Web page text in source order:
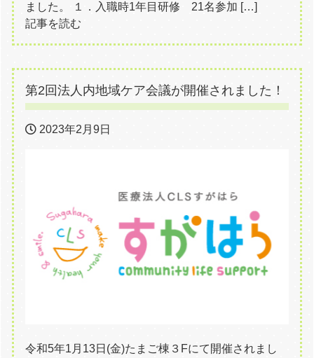
ました。 １．入職時1年目研修 21名参加 […]
記事を読む
第2回法人内地域ケア会議が開催されました！
2023年2月9日
令和5年1月13日(金)たまご棟３Fにて開催されまし